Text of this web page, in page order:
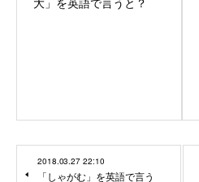
2018.03.27 22:10
「しゃがむ」を英語で言う